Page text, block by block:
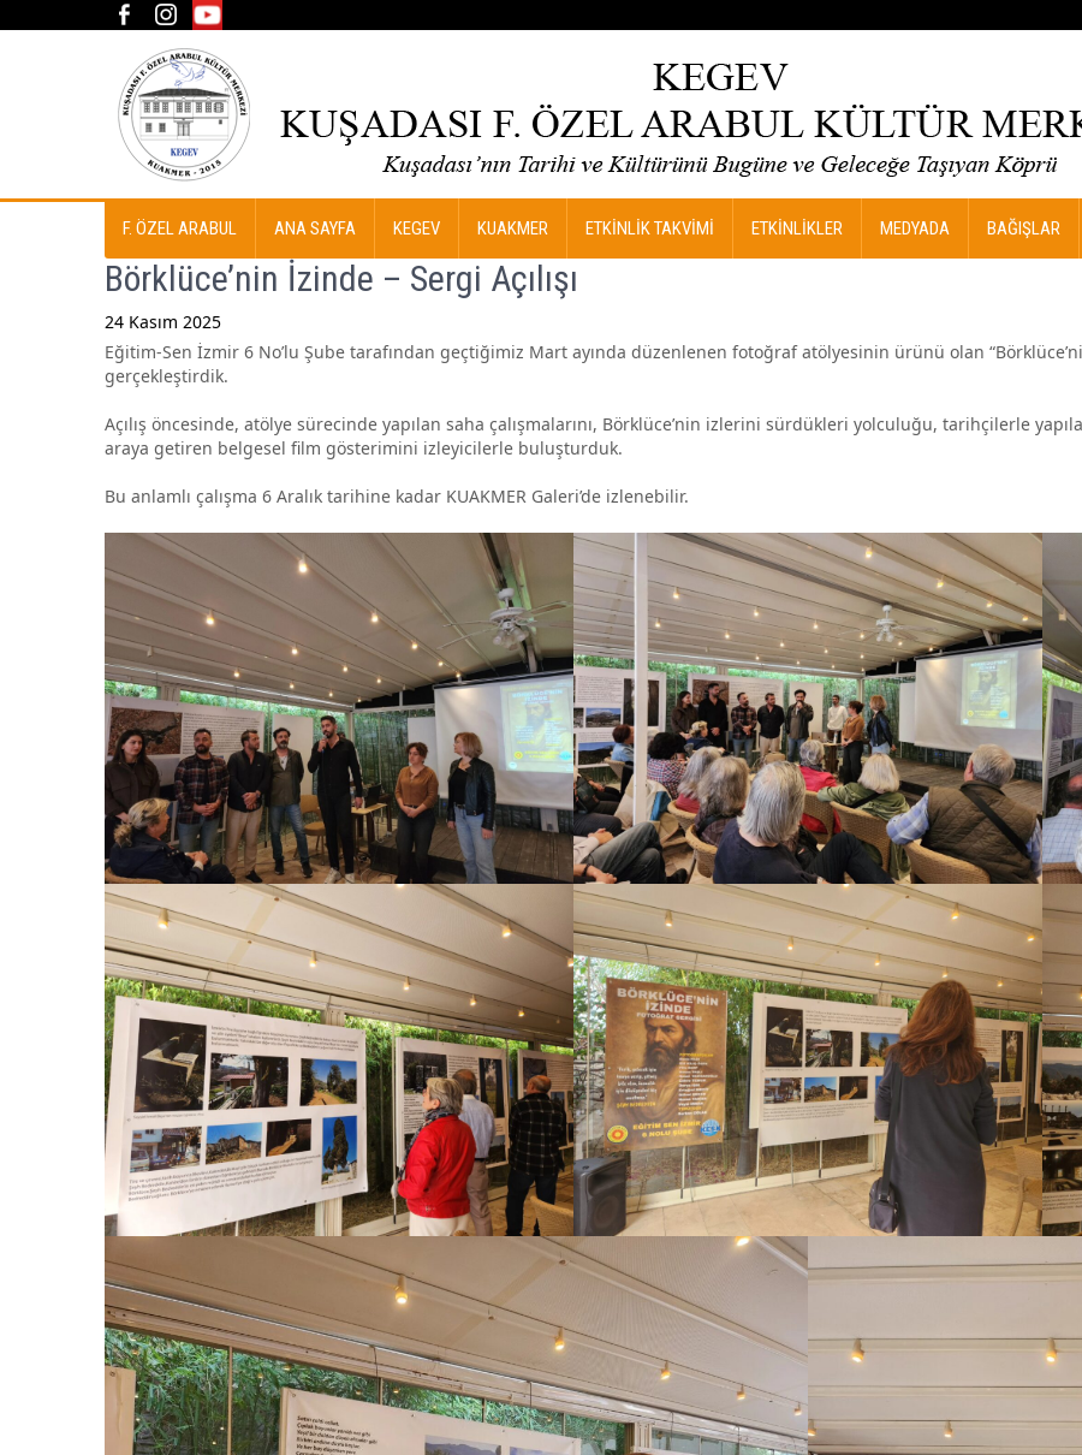
F. ÖZEL ARABUL ANA SAYFA KEGEV KUAKMER ETKİNLİK TAKVİMİ ETKİNLİKLER MEDYADA BAĞIŞLAR
Börklüce’nin İzinde – Sergi Açılışı
24 Kasım 2025
Eğitim-Sen İzmir 6 No’lu Şube tarafından geçtiğimiz Mart ayında düzenlenen fotoğraf atölyesinin ürünü olan
gerçekleştirdik.
Açılış öncesinde, atölye sürecinde yapılan saha çalışmalarını, Börklüce’nin izlerini sürdükleri yolculuğu, tarihçilerle
araya getiren belgesel film gösterimini izleyicilerle buluşturduk.
Bu anlamlı çalışma 6 Aralık tarihine kadar KUAKMER Galeri’de izlenebilir.
Post